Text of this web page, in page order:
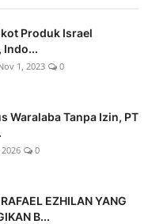
Produk Israel
Indo...
1, 2023 0
Waralaba Tanpa Izin, PT
2026 0
EZHILAN YANG
B...